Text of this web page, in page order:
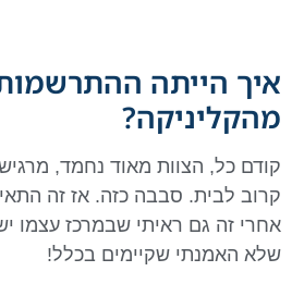
איך הייתה
מהקליניקה?
קודם כל, הצוות מאוד נחמד,
קרוב לבית. סבבה כזה. אז זה
אחרי זה גם ראיתי שבמרכז עצמו
שלא האמנתי שקיימים בכלל!